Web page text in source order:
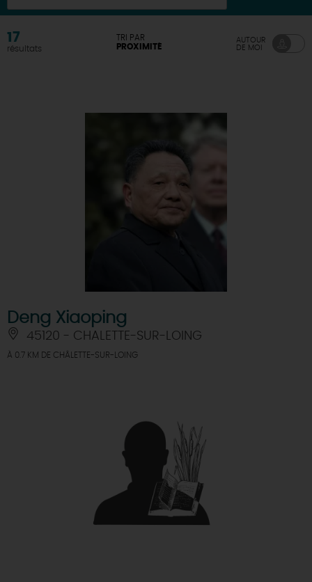
DEMAIN
CE WEEK-END
CETTE SEMAINE
17
résultats
TRI PAR
PROXIMITÉ
AUTOUR
DE MOI
Deng Xiaoping
45120 - CHALETTE-SUR-LOING
À 0.7 KM DE CHÂLETTE-SUR-LOING